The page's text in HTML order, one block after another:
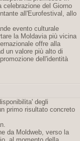
del Giorno
all'Eurofestival, allo
evento culturale
la Moldavia più vicina
offre alla
un valore più alto di
dell'identità
degli
primo risultato concreto
da Moldweb, verso la